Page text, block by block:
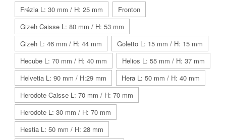
Frézia L: 30 mm / H: 25 mm
Fronton
Gizeh Caisse L: 80 mm / H: 53 mm
Gizeh L: 46 mm / H: 44 mm
Goletto L: 15 mm / H: 15 mm
Hecube L: 70 mm / H: 40 mm
Helios L: 55 mm / H: 37 mm
Helvetia L: 90 mm / H:29 mm
Hera L: 50 mm / H: 40 mm
Herodote Caisse L: 70 mm / H: 70 mm
Herodote L: 30 mm / H: 70 mm
Hestia L: 50 mm / H: 28 mm